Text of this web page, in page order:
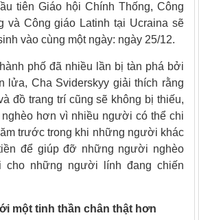
tiên Giáo hội Chính Thống, Công
và Công giáo Latinh tại Ucraina sẽ
vào cùng một ngày: ngày 25/12.
phố đã nhiều lần bị tàn phá bởi
lửa, Cha Sviderskyy giải thích rằng
đồ trang trí cũng sẽ không bị thiếu,
hơn vì nhiều người có thể chi
trước trong khi những người khác
để giúp đỡ những người nghèo
cho những người lính đang chiến
một tinh thần chân thật hơn